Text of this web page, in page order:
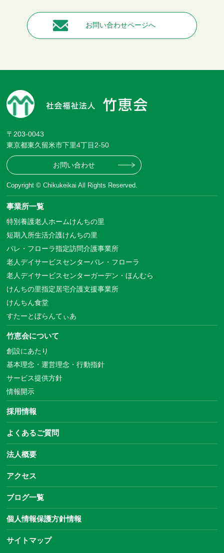
お問い合わせページへ
〒203-0043
東京都東久留米市下里4丁目2-50
お問い合わせ
Copyright © Chikukeikai All Rights Reserved.
事業所一覧
特別養護老人ホームけんちの里
短期入所生活介護けんちの里
パレ・フローラ指定訪問介護事業所
老人デイサービスセンターパレ・フローラ
老人デイサービスセンターガーデン・ほんむら
けんちの里指定居宅介護支援事業所
けんちん食堂
すたーとぼらんてぃあ
竹恵会について
創設にあたり
基本理念・運営理念・行動指針
サービス提供方針
情報開示
採用情報
よくあるご質問
法人概要
アクセス
ブログ一覧
個人情報保護方針情報
サイトマップ